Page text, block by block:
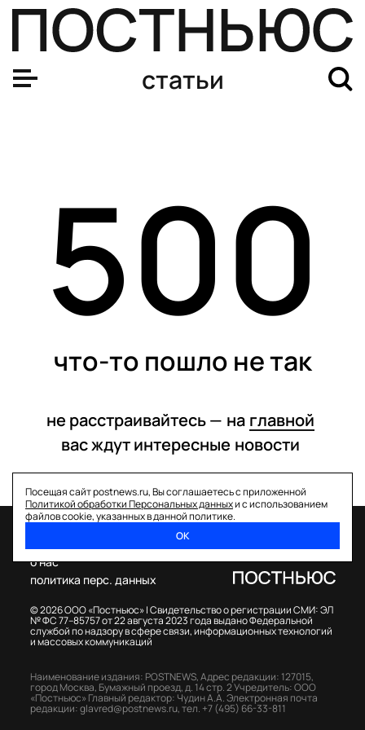
статьи
500
что-то пошло не так
не расстраивайтесь — на главной
вас ждут интересные новости
Посещая сайт postnews.ru, Вы соглашаетесь с приложенной
Политикой обработки Персональных данныхи с использованием
файлов cookie, указанных в данной политике.
ОК
© 2026 ООО «Постньюс» |Свидетельство о регистрации СМИ: ЭЛ
№ ФС 77–85757 от 22 августа 2023 года выдано Федеральной
службой по надзору в сфере связи, информационных технологий
и массовых коммуникаций
о нас
политика перс. данных
Наименование издания: POSTNEWS,Адрес редакции: 127015,
город Москва, Бумажный проезд, д. 14 стр. 2Учредитель: ООО
«Постньюс» Главный редактор: Чудин А.А.Электронная почта
редакции:glavred@postnews.ru,тел. +7 (495) 66-33-811
Великолепное «Торпедо», крепкая «Лада» и